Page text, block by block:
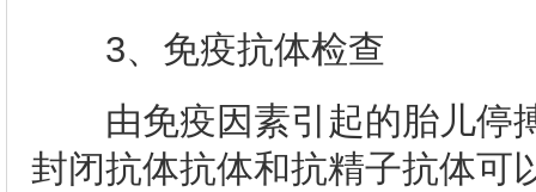
3、免疫抗体检查
由免疫因素引起的胎儿停
封闭抗体抗体和抗精子抗体可